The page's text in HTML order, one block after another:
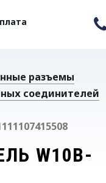
разъемы
соединителей
W10B-